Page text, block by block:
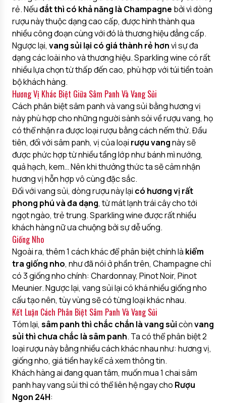
rẻ. Nếuđắt thì có khả năng là Champagne bởi vì dòng
rượu này thuộc dạng cao cấp, được hình thành qua
nhiều công đoạn cùng với đó là thương hiệu đẳng cấp.
Ngược lại, vang sủi lại có giá thành rẻ hơnvì sự đa
dạng các loài nho và thương hiệu. Sparkling wine có rất
nhiều lựa chọn từ thấp đến cao, phù hợp với túi tiền toàn
bộ khách hàng.
Hương Vị Khác Biệt Giữa Sâm Panh Và Vang Sủi
Cách phân biệt sâm panh và vang sủi bằng hương vị
này phù hợp cho những người sành sỏi về rượu vang, họ
có thể nhận ra được loại rượu bằng cách nếm thử. Đầu
tiên, đối với sâm panh, vị của loại rượu vangnày sẽ
được phức hợp từ nhiều tầng lớp như bánh mì nướng,
quả hạch, kem… Nên khi thưởng thức ta sẽ cảm nhận
hương vị hỗn hợp vô cùng đặc sắc.
Đối với vang sủi, dòng rượu này lại có hương vị rất
phong phú và đa dạng, từ mát lạnh trái cây cho tới
ngọt ngào, trẻ trung. Sparkling wine được rất nhiều
khách hàng nữ ưa chuộng bởi sự dễ uống.
Giống Nho
Ngoài ra, thêm 1 cách khác để phân biệt chính là kiểm
tra giống nho, như đã nói ở phần trên, Champagne chỉ
có 3 giống nho chính: Chardonnay, Pinot Noir, Pinot
Meunier. Ngược lại, vang sủi lại có khá nhiều giống nho
cấu tạo nên, tùy vùng sẽ có từng loại khác nhau.
Kết Luận Cách Phân Biệt Sâm Panh Và Vang Sủi
Tóm lại, sâm panh thì chắc chắn là vang sủicònvang
sủi thì chưa chắc là sâm panh. Ta có thể phân biệt 2
loại rượu này bằng nhiều cách khác nhau như: hương vị,
giống nho, giá tiền hay kể cả xem thông tin.
Khách hàng ai đang quan tâm, muốn mua 1 chai sâm
panh hay vang sủi thì có thể liên hệ ngay cho Rượu
Ngon 24H: